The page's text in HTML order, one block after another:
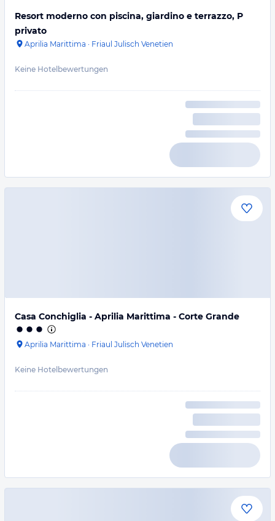
Resort moderno con piscina, giardino e terrazzo, P
privato
Aprilia Marittima · Friaul Julisch Venetien
Keine Hotelbewertungen
Casa Conchiglia - Aprilia Marittima - Corte Grande
Aprilia Marittima · Friaul Julisch Venetien
Keine Hotelbewertungen